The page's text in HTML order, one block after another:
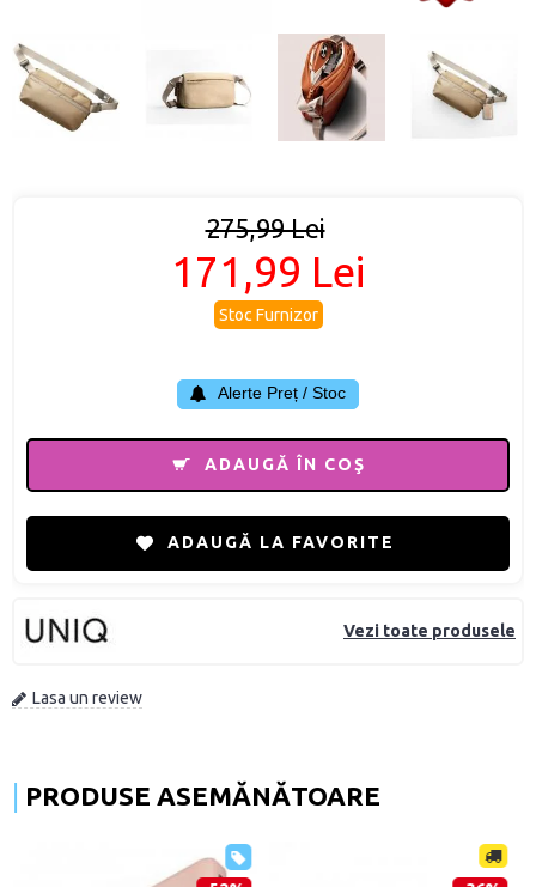
Vezi toate produsele
Lasa un review
275,99 Lei
171,99 Lei
Stoc Furnizor
Alerte Preț / Stoc
ADAUGĂ ÎN COŞ
ADAUGĂ LA FAVORITE
PRODUSE ASEMĂNĂTOARE
-68%